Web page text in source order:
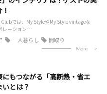
Clubでは、My StyleやMy Style vintageな
レーション…
一人暮らし 間取り
More
もつながる「高断熱・省エ
とは？